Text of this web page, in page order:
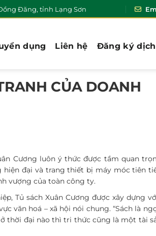
Đăng, tỉnh Lạng Sơn
dụng Liên hệ Đăng ký
CỦA DOANH
Cương luôn ý thức được tầm quan
đại và trang thiết bị máy móc tiên
vượng của toàn công ty.
Tủ sách Xuân Cương được xây dựng
văn hoá – xã hội nói chung. “Sách là
thời đại nào thì tri thức cũng là một tài